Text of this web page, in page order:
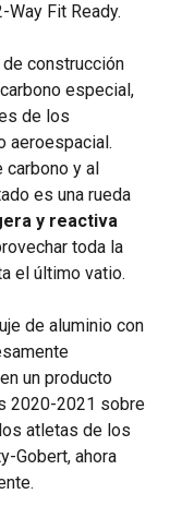
Fit Ready.
construcción
especial,
de los
aeroespacial.
carbono y al
es una rueda
y reactiva
toda la
el último vatio.
de aluminio con
un producto
2020-2021 sobre
atletas de los
Gobert, ahora